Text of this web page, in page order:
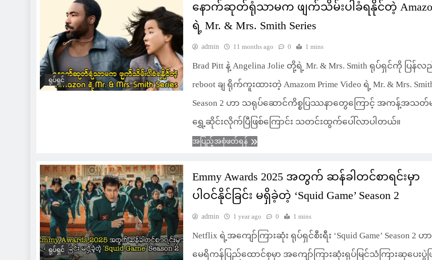
ရုပ်ရှင်
နောက်ဆုတ်ရုံသာမက ဖျက်သိမ်းပါခံရနိုင်တဲ့
ရဲ့ Mr. & Mrs. Smith Series
admin 11 months ago 0 1 mins
Brad Pitt နဲ့ Angelina Jolie တို့ရဲ့ Mr. & Mrs. Smith ရုပ်ရှင်ကို ပြန်လ
reboot ချ ရိုက်ကူးထားတဲ့ Amazom Prime Video ရဲ့ Mr. & Mrs.
Season 2 ဟာ သရုပ်ဆောင်ကိစ္စပြဿနာတွေကြောင့် အကန့်အသတ်
ရွှေ့ဆိုင်းလိုက်ပြီဖြစ်ကြောင်း သတင်းထွက်ပေါ်လာပါတယ်။
အပြည့်အစုံဖတ်ရန်
ရုပ်ရှင်
Emmy Awards 2025 အတွက် ဆန်ခါတင်စာရင်းမှာ
ပါဝင်နိုင်ခြင်း မရှိခဲ့တဲ့ ‘Squid Game’ Season 2
admin 1 year ago 0 1 mins
Netflix ရဲ့အကျော်ကြားဆုံး ရုပ်ရှင်စီးရီး ‘Squid Game’ Season 2
မေရိကန်ပြည်ထောင်စုမှာ အကျော်ကြားဆုံးရုပ်မြင်သံကြားဆုပေးပွဲဖ